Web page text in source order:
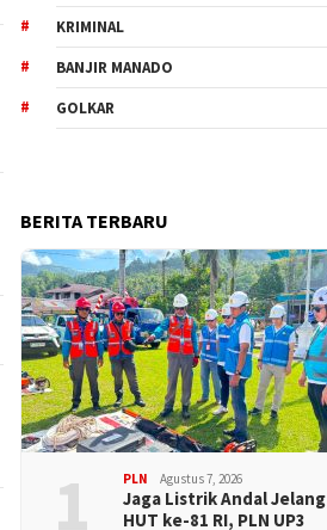
KRIMINAL
BANJIR MANADO
GOLKAR
BERITA TERBARU
1 PLN Agustus 7, 2026
Jaga Listrik Andal Jelang
HUT ke-81 RI, PLN UP3